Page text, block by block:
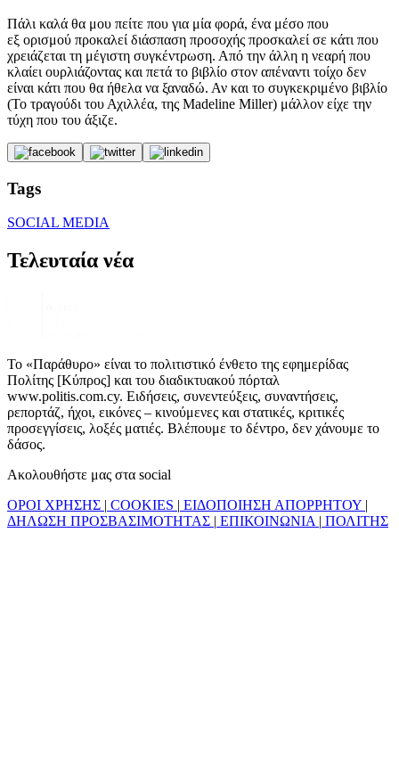
Πάλι καλά θα μου πείτε που για μία φορά, ένα μέσο που
εξ ορισμού προκαλεί διάσπαση προσοχής προσκαλεί σε κάτι που
χρειάζεται τη μέγιστη συγκέντρωση. Από την άλλη η νεαρή που
κλαίει ουρλιάζοντας και πετά το βιβλίο στον απέναντι τοίχο δεν
είναι κάτι που θα ήθελα να ξαναδώ. Αν και το συγκεκριμένο βιβλίο
(Το τραγούδι του Αχιλλέα, της Madeline Miller) μάλλον είχε την
τύχη που του άξιζε.
Tags
SOCIAL MEDIA
Τελευταία νέα
Το «Παράθυρο» είναι το πολιτιστικό ένθετο της εφημερίδας
Πολίτης [Κύπρος] και του διαδικτυακού πόρταλ
www.politis.com.cy. Ειδήσεις, συνεντεύξεις, συναντήσεις,
ρεπορτάζ, ήχοι, εικόνες – κινούμενες και στατικές, κριτικές
προσεγγίσεις, λοξές ματιές. Βλέπουμε το δέντρο, δεν χάνουμε το
δάσος.
Ακολουθήστε μας στα social
ΟΡΟΙ ΧΡΗΣΗΣ | COOKIES | ΕΙΔΟΠΟΙΗΣΗ ΑΠΟΡΡΗΤΟΥ |
ΔΗΛΩΣΗ ΠΡΟΣΒΑΣΙΜΟΤΗΤΑΣ | ΕΠΙΚΟΙΝΩΝΙΑ | ΠΟΛΙΤΗΣ